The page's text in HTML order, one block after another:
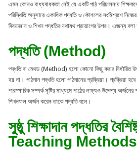
এমন কোনও বাধ্যবাধকতা নেই যে একটি পাঠ পরিচালনায়
পরিস্থিতি অনুসারে একাধিক পদ্ধতি ও কৌশলের সংমিশ্রণে
বিষয়জ্ঞান ও শিখন পদ্ধতির যথাযথ প্রয়োগের উপর। এজন্য বলা
পদ্ধতি (Method)
পদ্ধতি বা মেথড (Method) হলো কোনো কিছু করার নির্ধারিত
হয় না। পাঠদান পদ্ধতি হলো পাঠদানের প্রক্রিয়া। প্রক্রিয়া
পারস্পারিক সম্পর্ক সৃষ্টির মাধ্যমে পাঠের লক্ষ্যও উদ্দেশ্য
শিখনফল অর্জন করেন তাকে পদ্ধতি বলে।
সুষ্ঠু শিক্ষাদান পদ্ধতির
Teaching